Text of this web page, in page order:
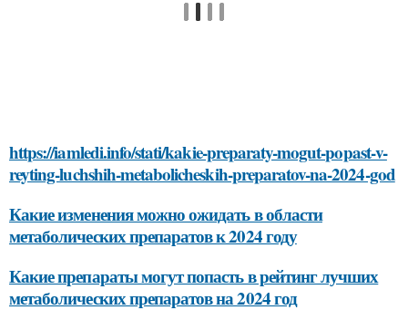
https://iamledi.info/stati/kakie-preparaty-mogut-popast-v-
reyting-luchshih-metabolicheskih-preparatov-na-2024-god
Какие изменения можно ожидать в области
метаболических препаратов к 2024 году
Какие препараты могут попасть в рейтинг лучших
метаболических препаратов на 2024 год